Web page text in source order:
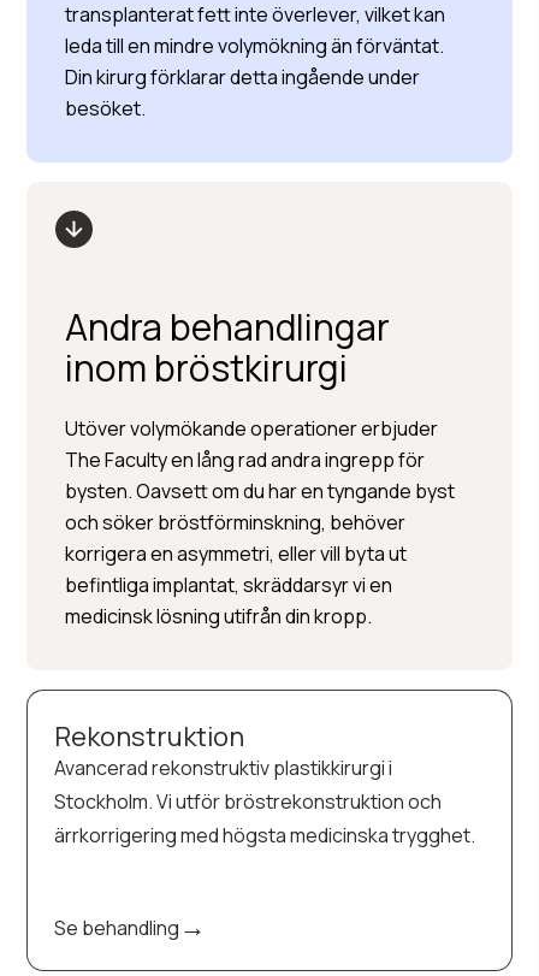
transplanterat fett inte överlever, vilket kan
leda till en mindre volymökning än förväntat.
Din kirurg förklarar detta ingående under
besöket.
Andra behandlingar
inom bröstkirurgi
Utöver volymökande operationer erbjuder
The Faculty en lång rad andra ingrepp för
bysten. Oavsett om du har en tyngande byst
och söker bröstförminskning, behöver
korrigera en asymmetri, eller vill byta ut
befintliga implantat, skräddarsyr vi en
medicinsk lösning utifrån din kropp.
Rekonstruktion
Avancerad rekonstruktiv plastikkirurgi i
Stockholm. Vi utför bröstrekonstruktion och
ärrkorrigering med högsta medicinska trygghet.
Se behandling →